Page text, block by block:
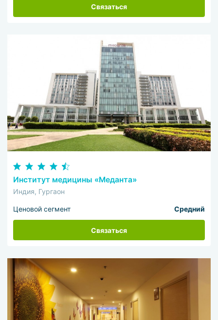
Связаться
Институт медицины «Меданта»
Индия, Гургаон
Ценовой сегмент Средний
Связаться